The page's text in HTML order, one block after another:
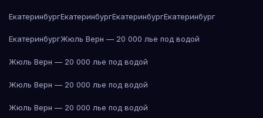
ЕкатеринбургЕкатеринбургЕкатеринбургЕкатеринбург
ЕкатеринбургЖюль Верн — 20 000 лье под водой
Жюль Верн — 20 000 лье под водой
Жюль Верн — 20 000 лье под водой
Жюль Верн — 20 000 лье под водой